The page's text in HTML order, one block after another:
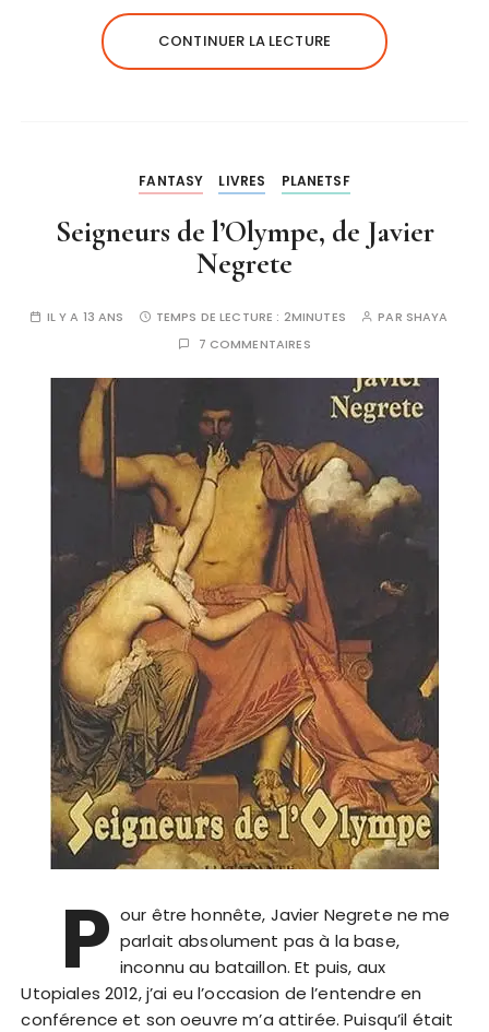
CONTINUER LA LECTURE
FANTASY LIVRES PLANETSF
Seigneurs de l’Olympe, de Javier
Negrete
IL Y A 13 ANS TEMPS DE LECTURE : 2MINUTES PAR SHAYA
7 COMMENTAIRES
P our être honnête, Javier Negrete ne me
parlait absolument pas à la base,
inconnu au bataillon. Et puis, aux
Utopiales 2012, j’ai eu l’occasion de l’entendre en
conférence et son oeuvre m’a attirée. Puisqu’il était